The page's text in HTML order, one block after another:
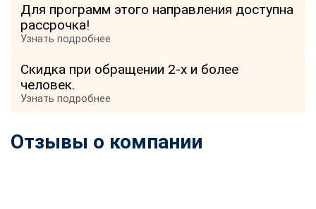
Для программ этого направления доступна
рассрочка!
Узнать подробнее
Скидка при обращении 2-х и более
человек.
Узнать подробнее
Отзывы о компании